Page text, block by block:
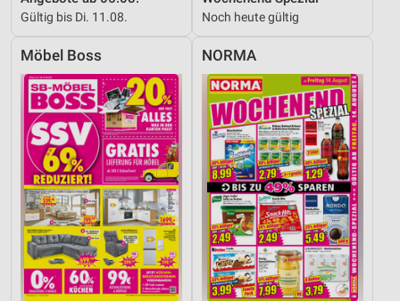
Gültig bis Di. 11.08. Noch heute gültig
Möbel Boss NORMA